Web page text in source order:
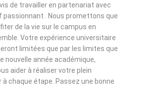
de travailler en partenariat avec
passionnant . Nous promettons que
de la vie sur le campus en
Votre expérience universitaire
limitées que par les limites que
nouvelle année académique,
aider à réaliser votre plein
chaque étape. Passez une bonne